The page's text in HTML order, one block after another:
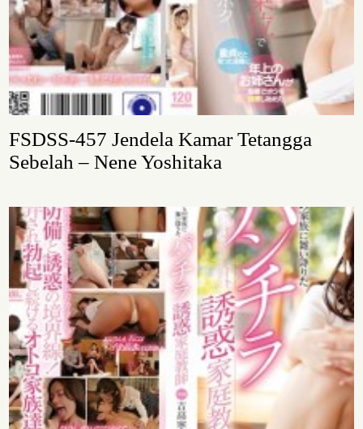
FSDSS-457 Jendela Kamar Tetangga
Sebelah – Nene Yoshitaka